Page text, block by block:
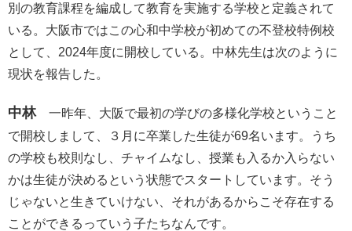
別の教育課程を編成して教育を実施する学校と定義されて
いる。大阪市ではこの心和中学校が初めての不登校特例校
として、2024年度に開校している。中林先生は次のように
現状を報告した。
中林一昨年、大阪で最初の学びの多様化学校ということ
で開校しまして、３月に卒業した生徒が69名います。うち
の学校も校則なし、チャイムなし、授業も入るか入らない
かは生徒が決めるという状態でスタートしています。そう
じゃないと生きていけない、それがあるからこそ存在する
ことができるっていう子たちなんです。